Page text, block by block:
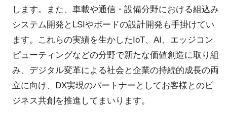
します。また、車載や通信・設備分野における組込み
システム開発とLSIやボードの設計開発も手掛けてい
ます。これらの実績を生かしたIoT、AI、エッジコン
ピューティングなどの分野で新たな価値創造に取り組
み、デジタル変革による社会と企業の持続的成長の両
立に向け、DX実現のパートナーとしてお客様とのビ
ジネス共創を推進してまいります。